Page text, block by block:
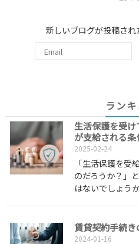
ラン
生活保護を受
が支給される
2025-02-24
「生活保護を受
のだろうか？」
はないでしょう
賃貸契約手続き
2024-01-16
新しいブログが投稿され